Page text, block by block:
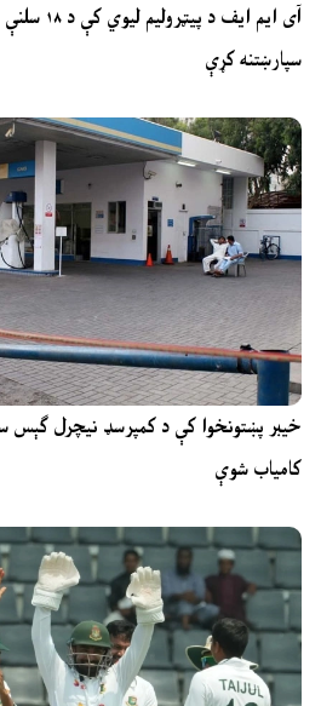
آی ایم ایف
سپارښتنه کړې
خیبر پښتونخوا کې د کمپرسډ نیچرل ګېس
کامیاب شوې